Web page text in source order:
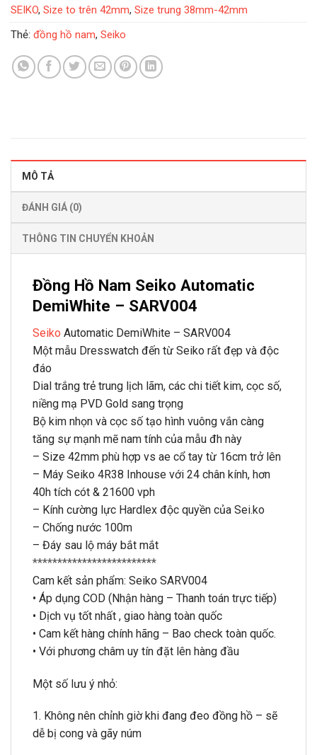
SEIKO, Size to trên 42mm, Size trung 38mm-42mm
Thẻ: đồng hồ nam, Seiko
MÔ TẢ
ĐÁNH GIÁ (0)
THÔNG TIN CHUYỂN KHOẢN
Đồng Hồ Nam Seiko Automatic
DemiWhite – SARV004
Seiko Automatic DemiWhite – SARV004
Một mẫu Dresswatch đến từ Seiko rất đẹp và độc
đáo
Dial trắng trẻ trung lịch lãm, các chi tiết kim, cọc số,
niềng mạ PVD Gold sang trọng
Bộ kim nhọn và cọc số tạo hình vuông vắn càng
tăng sự mạnh mẽ nam tính của mẫu đh này
– Size 42mm phù hợp vs ae cổ tay từ 16cm trở lên
– Máy Seiko 4R38 Inhouse với 24 chân kính, hơn
40h tích cót & 21600 vph
– Kính cường lực Hardlex độc quyền của Sei.ko
– Chống nước 100m
– Đáy sau lộ máy bắt mắt
*************************
Cam kết sản phẩm: Seiko SARV004
• Áp dụng COD (Nhận hàng – Thanh toán trực tiếp)
• Dịch vụ tốt nhất , giao hàng toàn quốc
• Cam kết hàng chính hãng – Bao check toàn quốc.
• Với phương châm uy tín đặt lên hàng đầu
Một số lưu ý nhỏ:
1. Không nên chỉnh giờ khi đang đeo đồng hồ – sẽ
dễ bị cong và gãy núm